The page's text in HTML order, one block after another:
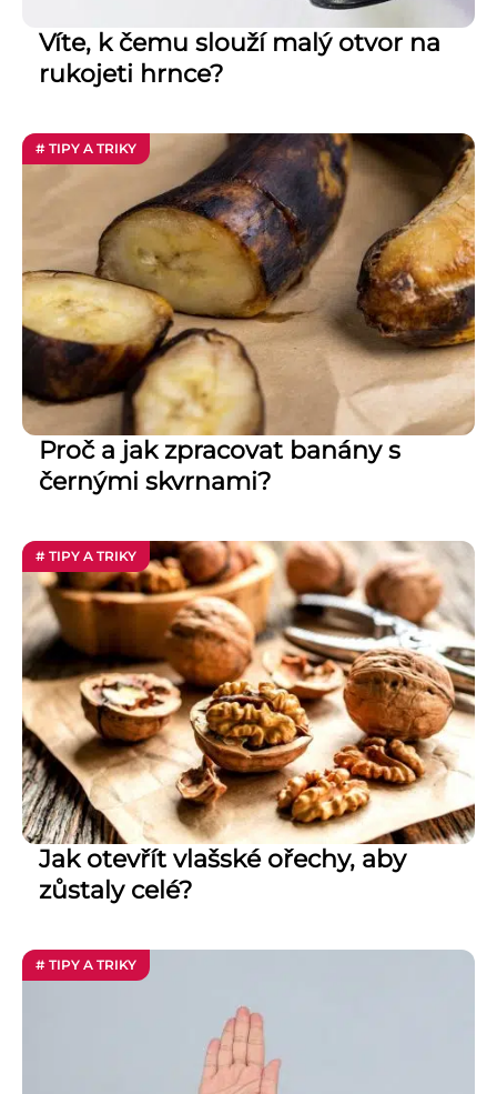
Víte, k čemu slouží malý otvor na
rukojeti hrnce?
# TIPY A TRIKY
Proč a jak zpracovat banány s
černými skvrnami?
# TIPY A TRIKY
Jak otevřít vlašské ořechy, aby
zůstaly celé?
# TIPY A TRIKY